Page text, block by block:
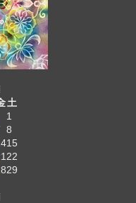
土
1
8
15
22
29